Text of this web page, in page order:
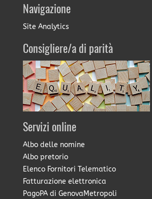
Navigazione
Site Analytics
Consigliere/a di parità
Servizi online
Albo delle nomine
Albo pretorio
Elenco Fornitori Telematico
Fatturazione elettronica
PagoPA di GenovaMetropoli